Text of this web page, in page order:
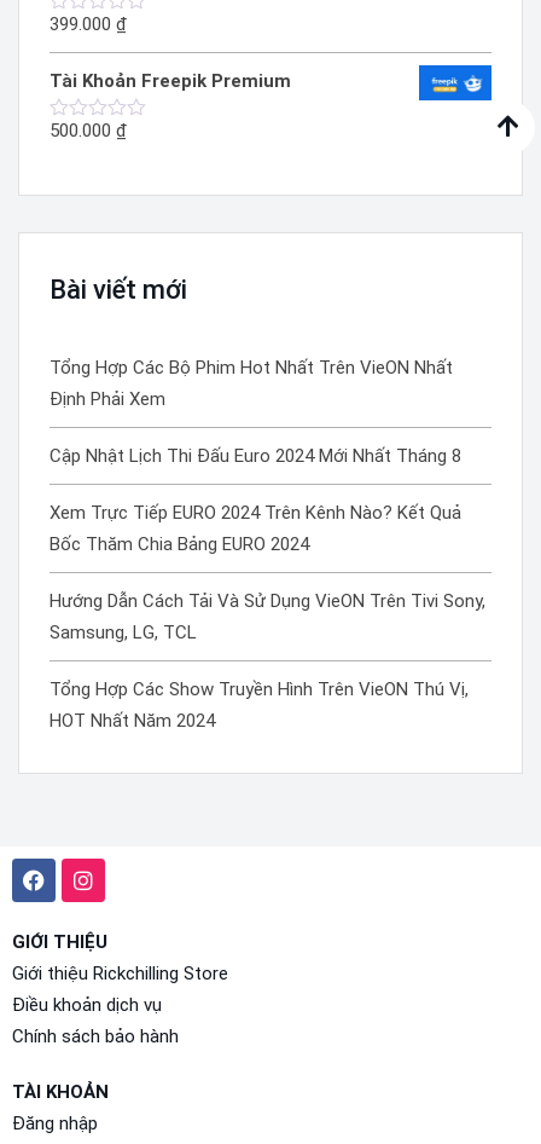
sao
Được
0
5
sao
399.000 ₫
Tài Khoản Freepik Premium
Được
500.000 ₫
Bài viết mới
Tổng Hợp Các Bộ Phim Hot Nhất Trên VieON Nhất
Định Phải Xem
Cập Nhật Lịch Thi Đấu Euro 2024 Mới Nhất Tháng 8
Xem Trực Tiếp EURO 2024 Trên Kênh Nào? Kết Quả
Bốc Thăm Chia Bảng EURO 2024
Hướng Dẫn Cách Tải Và Sử Dụng VieON Trên Tivi Sony,
Samsung, LG, TCL
Tổng Hợp Các Show Truyền Hình Trên VieON Thú Vị,
HOT Nhất Năm 2024
GIỚI THIỆU
Giới thiệu Rickchilling Store
Điều khoản dịch vụ
Chính sách bảo hành
TÀI KHOẢN
Đăng nhập